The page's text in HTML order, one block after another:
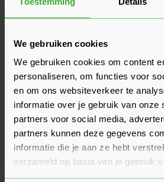
We gebruiken cookies
We gebruiken cookies om content
personaliseren, om functies voor
en om ons websiteverkeer te
informatie over je gebruik van onze
partners voor social media,
partners kunnen deze gegevens
informatie die je aan ze hebt
verzameld op basis van je gebruik
afwerken?
Bij het gebruik van een gipsplaat RK
naden af te werken. Als je gipsplaten
verder afwerkt en de naden zichtbaar
platen geleidelijk in elkaar over. Dit
je de naden graag weggewerkt
gipsplaten met afgeschuinde kanten.
Lees alles over het afwerken van